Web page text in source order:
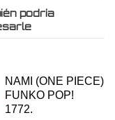
podría
NAMI (ONE PIECE)
FUNKO POP!
1772.